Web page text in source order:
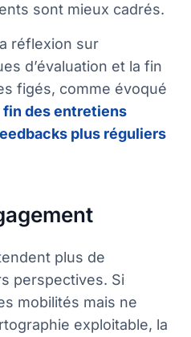
sont mieux cadrés.
réflexion sur
d’évaluation et la fin
figés, comme évoqué
fin des entretiens
plus réguliers
plus de
perspectives. Si
mobilités mais ne
exploitable, la